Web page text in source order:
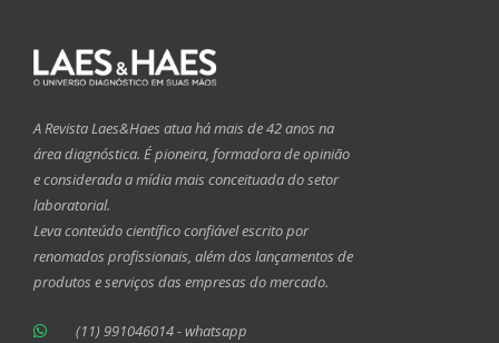
A Revista Laes&Haes atua há mais de 42 anos na
área diagnóstica. É pioneira, formadora de opinião
e considerada a mídia mais conceituada do setor
laboratorial.
Leva conteúdo científico confiável escrito por
renomados profissionais, além dos lançamentos de
produtos e serviços das empresas do mercado.
(11) 991046014 - whatsapp